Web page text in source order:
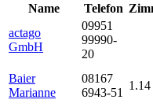
Name
Telefon
actago
GmbH
09951
99990-
20
Baier
Marianne
08167
6943-51
1.14